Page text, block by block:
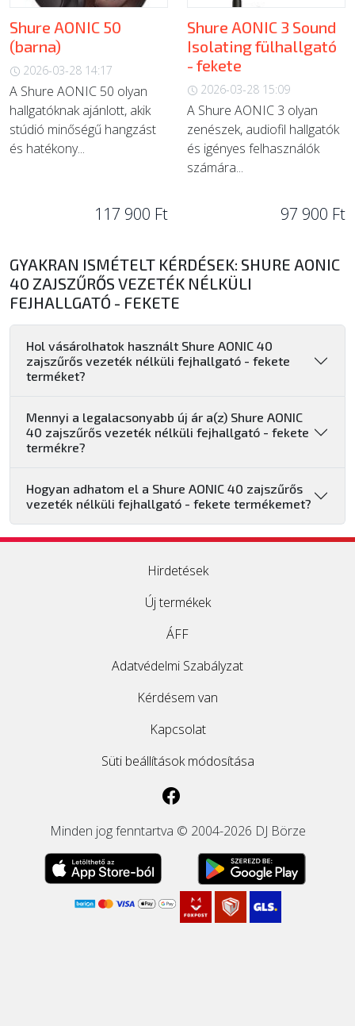
Shure AONIC 50
(barna)
2026-03-28 14:17
A Shure AONIC 50 olyan
hallgatóknak ajánlott, akik
stúdió minőségű hangzást
és hatékony...
117 900 Ft
Shure AONIC 3 Sound
Isolating fülhallgató
- fekete
2026-03-28 15:09
A Shure AONIC 3 olyan
zenészek, audiofil hallgatók
és igényes felhasználók
számára...
97 900 Ft
GYAKRAN ISMÉTELT KÉRDÉSEK: SHURE AONIC
40 ZAJSZŰRŐS VEZETÉK NÉLKÜLI
FEJHALLGATÓ - FEKETE
Hol vásárolhatok használt Shure AONIC 40
zajszűrős vezeték nélküli fejhallgató - fekete
terméket?
Mennyi a legalacsonyabb új ár a(z) Shure AONIC
40 zajszűrős vezeték nélküli fejhallgató - fekete
termékre?
Hogyan adhatom el a Shure AONIC 40 zajszűrős
vezeték nélküli fejhallgató - fekete termékemet?
Hirdetések
Új termékek
ÁFF
Adatvédelmi Szabályzat
Kérdésem van
Kapcsolat
Süti beállítások módosítása
Minden jog fenntartva © 2004-2026 DJ Börze